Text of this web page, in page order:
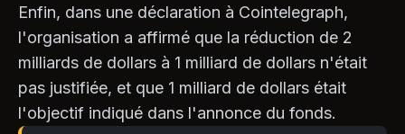
Enfin, dans une déclaration à Cointelegraph,
l'organisation a affirmé que la réduction de 2
milliards de dollars à 1 milliard de dollars n'était
pas justifiée, et que 1 milliard de dollars était
l'objectif indiqué dans l'annonce du fonds.